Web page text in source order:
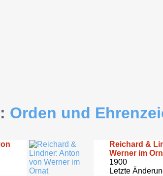
Orden und
Reichard &
Werner im
1900
Letzte